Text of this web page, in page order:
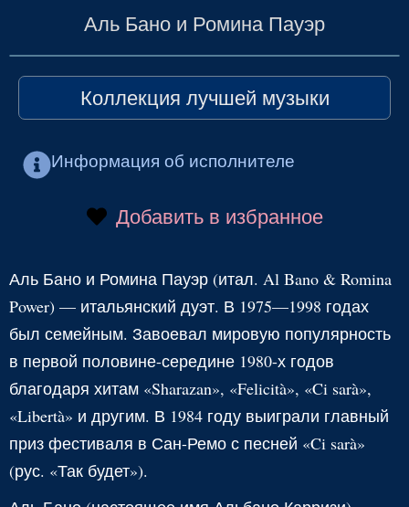
Аль Бано и Ромина Пауэр
Коллекция лучшей музыки
Информация об исполнителе
Добавить в избранное
Аль Бано и Ромина Пауэр (итал. Al Bano & Romina
Power) — итальянский дуэт. В 1975—1998 годах
был семейным. Завоевал мировую популярность
в первой половине-середине 1980-х годов
благодаря хитам «Sharazan», «Felicità», «Ci sarà»,
«Libertà» и другим. В 1984 году выиграли главный
приз фестиваля в Сан-Ремо с песней «Ci sarà»
(рус. «Так будет»).